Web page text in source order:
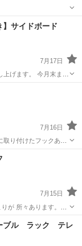
ゴ
】サイドボード
7月17日
。 今月末ま
せていただきます。
7月16日
取り付けたフックあり
7月15日
が 所々あります。屋
内で使用しておりま
ル ラック テレ